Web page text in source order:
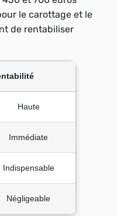
le carottage et le
de rentabiliser
Haute
Immédiate
Indispensable
Négligeable